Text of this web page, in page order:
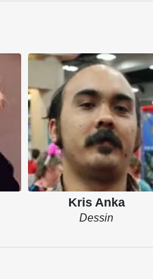
Kris Anka
Dessin